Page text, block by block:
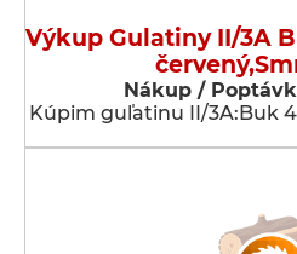
Výkup Gulatiny II/3A
Nákup /
Kúpim guľatinu II/3A:Buk